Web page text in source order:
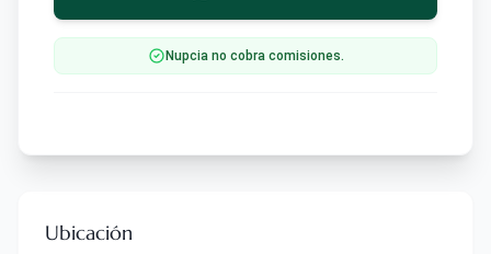
Nupcia no cobra comisiones.
Ubicación